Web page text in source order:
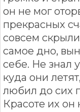
он не мог
прекрасных
совсем
самое дно,
себе. Не знал
куда они
любил до сих
Красоте их он